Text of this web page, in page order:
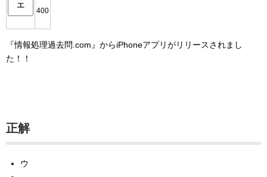
エ
400
『情報処理過去問.com』からiPhoneアプリがリリースされまし
た！！
正解
ウ